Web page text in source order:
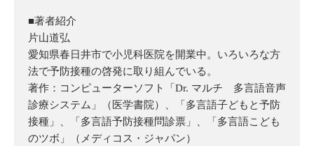
■著者紹介
片山道弘
愛知県春日井市で小児科医院を開業中。いろいろな方
法で予防接種の啓発に取り組んでいる。
著作：コンピューターソフト「Dr. マルチ 多言語音声
診療システム」（医学書院）、「多言語子どもと予防
接種」、「多言語予防接種問診票」、「多言語こども
のツボ」（メディコス・ジャパン）